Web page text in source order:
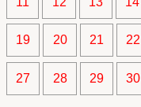
19 20 21 22
27 28 29 30